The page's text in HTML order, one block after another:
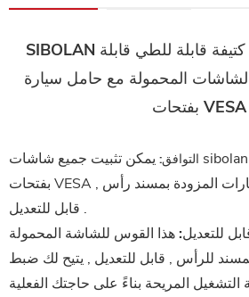
SIBOLAN مادة خلاقة محمولة كتيفة قابلة للطي قابلة
المحمولة مع حامل سيارة
بفتحات VESA
التوافق: يمكن تثبيت جميع شاشات sibolan المحمولة المزودة
بفتحات VESA , في جميع مقاعد السيارات المزودة بمسند رأس
قابل للتعديل .
للتعديل:هذا القوس للشاشة المحمولة
للرأس , قابل للتعديل , يتيح لك ضبط